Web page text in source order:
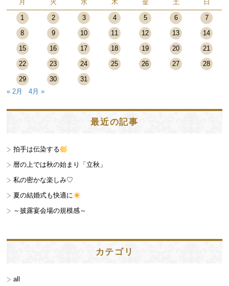
月 火 水 木 金 土 日
1 2 3 4 5 6
7
8
9 10 11 12 13
14
15
16 17 18 19 20
21
22
23 24 25 26 27
28
29
30
31
« 2月
4月 »
最近の記事
拍手は伝染する
暦の上では秋の始まり「立秋」
私の密かな楽しみ♡
夏の結婚式も快適に
～披露宴会場の規模感～
カテゴリ
all